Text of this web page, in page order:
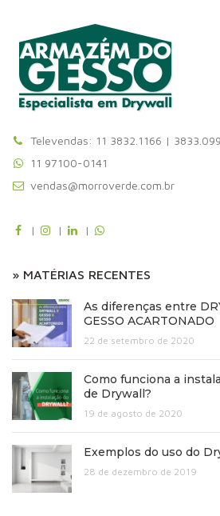
Televendas: 11 3832.1166 |
11 97100-0141
vendas@morroverde.com.br
| | |
» MATÉRIAS RECENTES
As diferenças entre
GESSO ACARTONADO
22 de setembro de 2020
Como funciona a
de Drywall?
19 de agosto de 2020
Exemplos do uso do
28 de dezembro de 2019